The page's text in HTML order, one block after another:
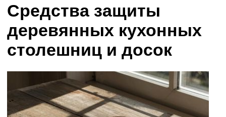
Средства защиты
деревянных кухонных
столешниц и досок